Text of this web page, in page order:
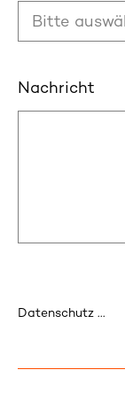
Nachricht
Datenschutz ...